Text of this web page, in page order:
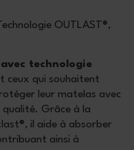
OUTLAST®,
technologie
ceux qui souhaitent
leur matelas avec
Grâce à la
il aide à absorber
ainsi à